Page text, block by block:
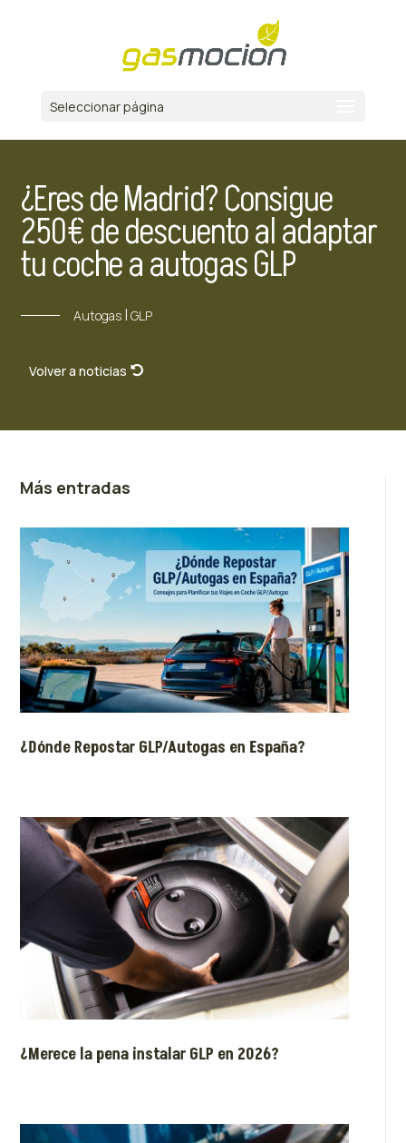
Seleccionar página
¿Eres de Madrid? Consigue
250€ de descuento al adaptar
tu coche a autogas GLP
Autogas| GLP
Volver a noticias
Más entradas
¿Dónde Repostar GLP/Autogas en España?
¿Merece la pena instalar GLP en 2026?